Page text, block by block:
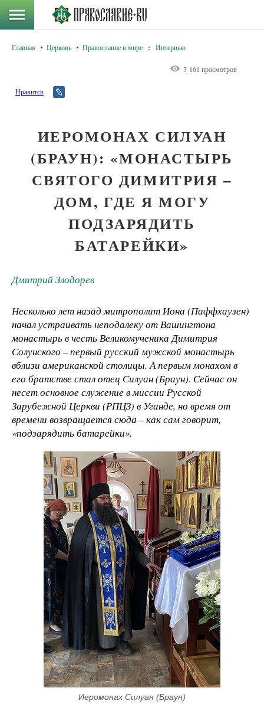
Главная Церковь Православие в мире : Интервью
3 161 просмотров
Нравится
ИЕРОМОНАХ СИЛУАН
(БРАУН): «МОНАСТЫРЬ
СВЯТОГО ДИМИТРИЯ –
ДОМ, ГДЕ Я МОГУ
ПОДЗАРЯДИТЬ
БАТАРЕЙКИ»
Дмитрий Злодорев
Несколько лет назад митрополит Иона (Паффхаузен)
начал устраивать неподалеку от Вашингтона
монастырь в честь Великомученика Димитрия
Солунского –первый русский мужской монастырь
вблизи американской столицы. А первым монахом в
его братстве стал отец Силуан (Браун). Сейчас он
несет основное служение в миссии Русской
Зарубежной Церкви (РПЦЗ) в Уганде, но время от
времени возвращается сюда – как сам говорит,
«подзарядить батарейки».
Иеромонах Силуан (Браун)